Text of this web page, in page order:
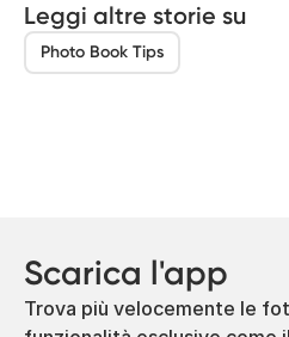
Leggi altre storie su
Photo Book Tips
Scarica l'app
Trova più velocemente le